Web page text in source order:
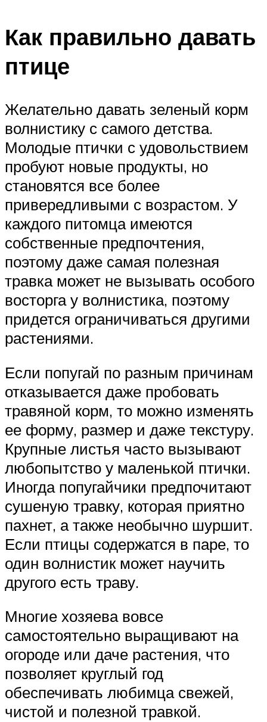
Как правильно давать
птице
Желательно давать зеленый корм
волнистику с самого детства.
Молодые птички с удовольствием
пробуют новые продукты, но
становятся все более
привередливыми с возрастом. У
каждого питомца имеются
собственные предпочтения,
поэтому даже самая полезная
травка может не вызывать особого
восторга у волнистика, поэтому
придется ограничиваться другими
растениями.
Если попугай по разным причинам
отказывается даже пробовать
травяной корм, то можно изменять
ее форму, размер и даже текстуру.
Крупные листья часто вызывают
любопытство у маленькой птички.
Иногда попугайчики предпочитают
сушеную травку, которая приятно
пахнет, а также необычно шуршит.
Если птицы содержатся в паре, то
один волнистик может научить
другого есть траву.
Многие хозяева вовсе
самостоятельно выращивают на
огороде или даче растения, что
позволяет круглый год
обеспечивать любимца свежей,
чистой и полезной травкой.